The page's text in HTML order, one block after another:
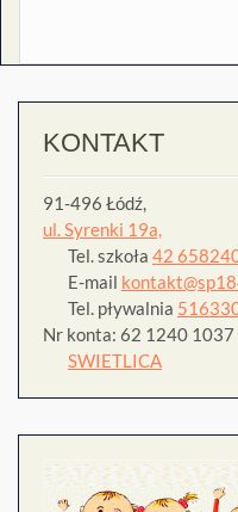
KONTAKT
91-496 Łódź,
ul. Syrenki 19a,
Tel. szkoła 42
E-mail
Tel. pływalnia
Nr konta: 62 1240
SWIETLICA